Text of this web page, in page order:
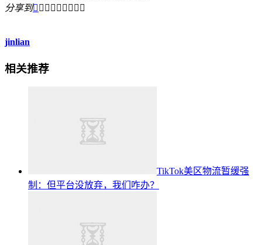
分享到        
jinlian
相关推荐
TikTok美区物流暂缓强
制：但平台没放弃，我们咋办？